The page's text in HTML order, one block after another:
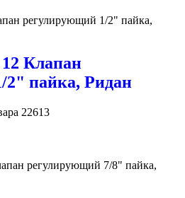
Клапан
2" пайка, Ридан
22613